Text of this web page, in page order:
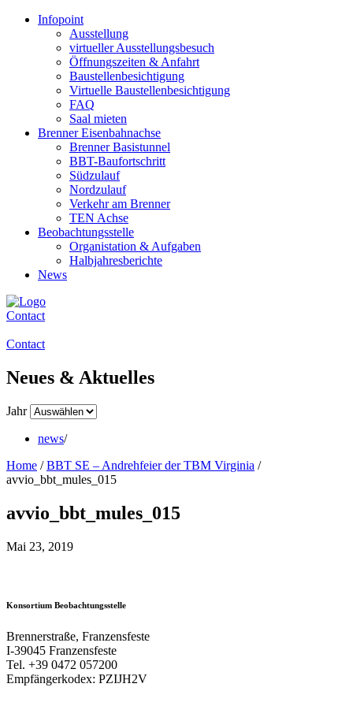
Infopoint
Ausstellung
virtueller Ausstellungsbesuch
Öffnungszeiten & Anfahrt
Baustellenbesichtigung
Virtuelle Baustellenbesichtigung
FAQ
Saal mieten
Brenner Eisenbahnachse
Brenner Basistunnel
BBT-Baufortschritt
Südzulauf
Nordzulauf
Verkehr am Brenner
TEN Achse
Beobachtungsstelle
Organistation & Aufgaben
Halbjahresberichte
News
Contact
Contact
Neues & Aktuelles
Jahr
news/
Home /BBT SE – Andrehfeier der TBM Virginia /
avvio_bbt_mules_015
avvio_bbt_mules_015
Mai 23, 2019
Konsortium Beobachtungsstelle
Brennerstraße, Franzensfeste
I-39045 Franzensfeste
Tel. +39 0472 057200
Empfängerkodex: PZIJH2V